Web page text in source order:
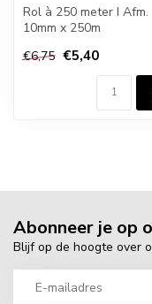
Rol à 250 meter I Afm.
10mm x 250m
€6,75 €5,40
Abonneer je op
Blijf op de hoogte over